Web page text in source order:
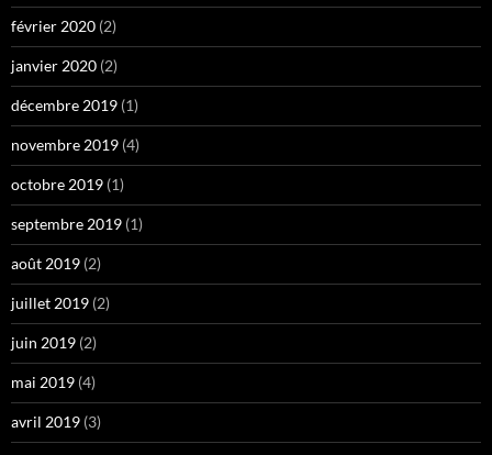
février 2020 (2)
janvier 2020 (2)
décembre 2019 (1)
novembre 2019 (4)
octobre 2019 (1)
septembre 2019 (1)
août 2019 (2)
juillet 2019 (2)
juin 2019 (2)
mai 2019 (4)
avril 2019 (3)